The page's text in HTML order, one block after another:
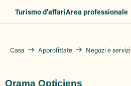
Turismo d’affariArea professionale
Casa Approfittate Negozi e servizi
Orama Opticiens